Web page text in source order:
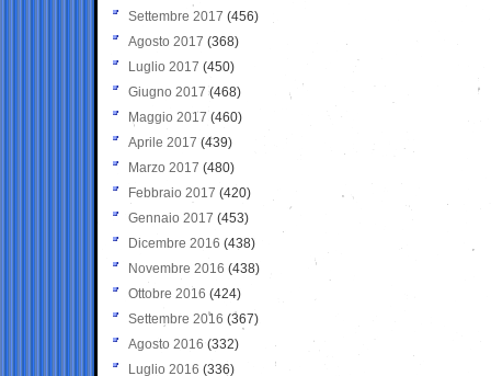
Settembre 2017 (456)
Agosto 2017 (368)
Luglio 2017 (450)
Giugno 2017 (468)
Maggio 2017 (460)
Aprile 2017 (439)
Marzo 2017 (480)
Febbraio 2017 (420)
Gennaio 2017 (453)
Dicembre 2016 (438)
Novembre 2016 (438)
Ottobre 2016 (424)
Settembre 2016 (367)
Agosto 2016 (332)
Luglio 2016 (336)